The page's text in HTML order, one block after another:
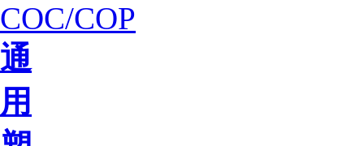
COC/COP
通
用